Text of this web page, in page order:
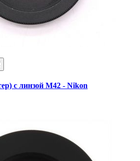
с линзой М42 - Nikon